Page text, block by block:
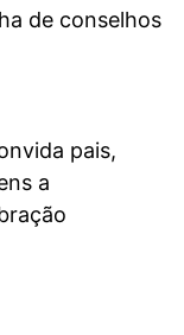
de conselhos
pais,
a